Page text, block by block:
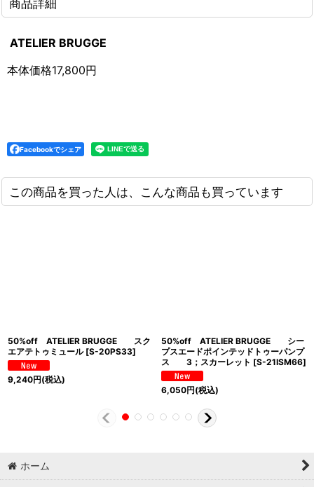
商品詳細
ATELIER BRUGGE
本体価格17,800円
Facebookでシェア
この商品を買った人は、こんな商品も買っています
50%off ATELIER BRUGGE スク
エアテトゥミュール [S-20PS33]
9,240円(税込)
50%off ATELIER BRUGGE シー
プスエードポインテッドトゥーパンプ
ス 3；スカーレット [S-21ISM66]
6,050円(税込)
ホーム